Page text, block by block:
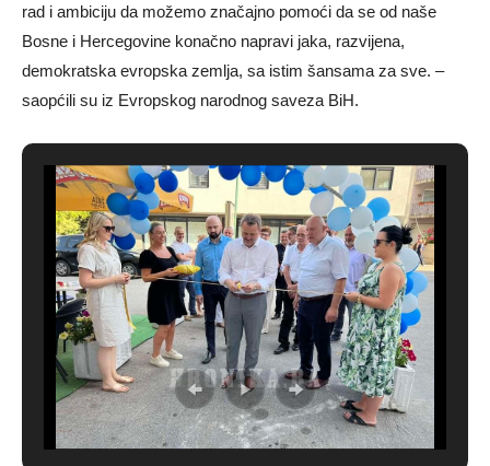
rad i ambiciju da možemo značajno pomoći da se od naše
Bosne i Hercegovine konačno napravi jaka, razvijena,
demokratska evropska zemlja, sa istim šansama za sve. –
saopćili su iz Evropskog narodnog saveza BiH.